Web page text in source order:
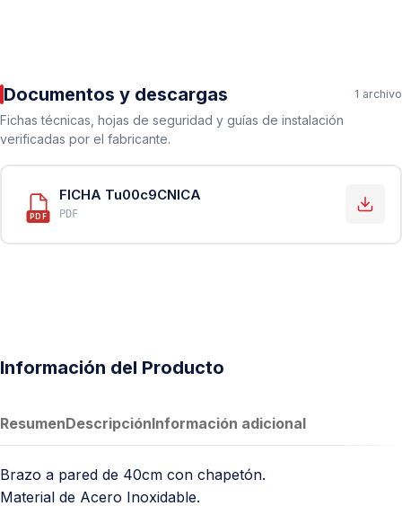
Documentos y descargas 1 archivo
Fichas técnicas, hojas de seguridad y guías de instalación
verificadas por el fabricante.
PDF
FICHA Tu00c9CNICA
PDF
Información del Producto
ResumenDescripciónInformación adicional
Brazo a pared de 40cm con chapetón.
Material de Acero Inoxidable.